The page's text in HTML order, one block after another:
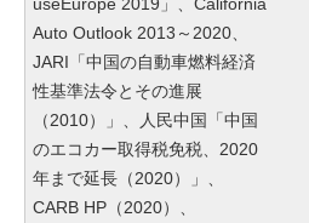
useEurope 2019」、California
Auto Outlook 2013～2020、
JARI「中国の自動車燃料経済
性基準法令とその進展
（2010）」、人民中国「中国
のエコカー取得税免税、2020
年まで延長（2020）」、
CARB HP（2020）、